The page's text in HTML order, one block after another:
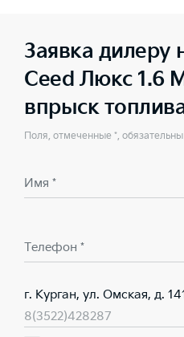
Заявка дилеру
Ceed Люкс 1.6
впрыск
Поля, отмеченные *,
Имя *
Телефон *
г. Курган, ул. Омская, д.
8(3522)428287